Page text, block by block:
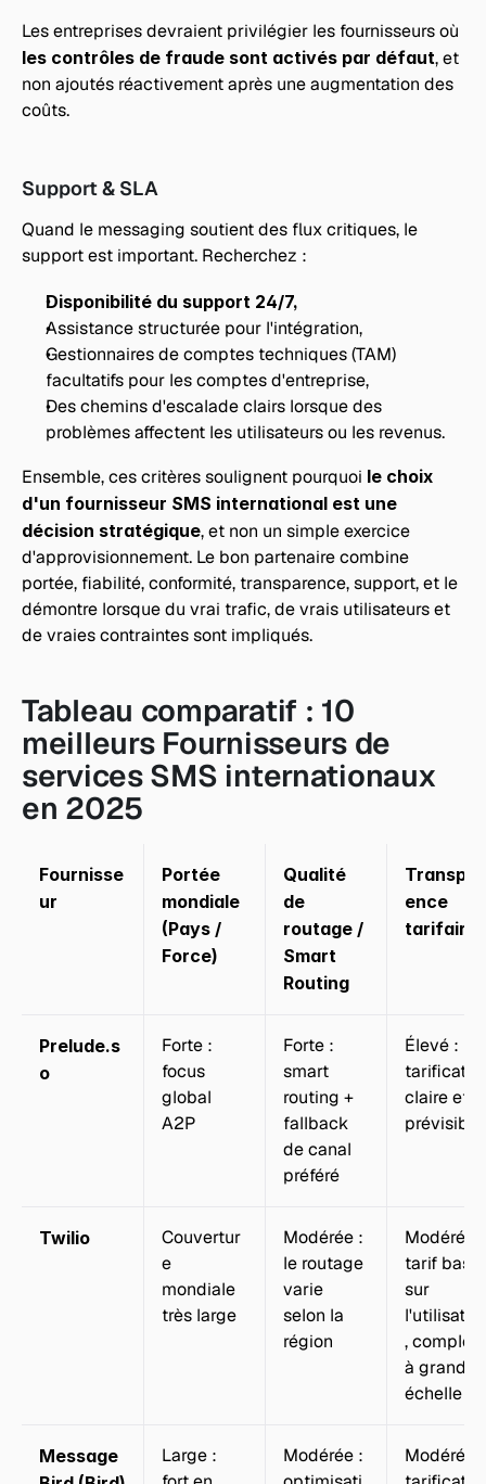
les contrôles de fraude sont activés par défaut, et
non ajoutés réactivement après une augmentation des
coûts.
Support & SLA
Quand le messaging soutient des flux critiques, le
support est important. Recherchez :
Disponibilité du support 24/7,
Assistance structurée pour l'intégration,
Gestionnaires de comptes techniques (TAM)
facultatifs pour les comptes d'entreprise,
Des chemins d'escalade clairs lorsque des
problèmes affectent les utilisateurs ou les revenus.
Ensemble, ces critères soulignent pourquoi le choix
d'un fournisseur SMS international est une
décision stratégique, et non un simple exercice
d'approvisionnement. Le bon partenaire combine
portée, fiabilité, conformité, transparence, support, et le
démontre lorsque du vrai trafic, de vrais utilisateurs et
de vraies contraintes sont impliqués.
Tableau comparatif : 10
meilleurs Fournisseurs de
services SMS internationaux
en 2025
Fournisse
ur
Portée
mondiale
(Pays /
Force)
Qualité
de
routage /
Smart
Routing
Transpar
ence
tarifaire
Prelude.s
o
Forte :
focus
global
A2P
Forte :
smart
routing +
fallback
de canal
préféré
Élevé :
claire et
prévisible
Twilio
Couvertur
e
mondiale
très large
Modérée :
le routage
varie
selon la
région
Modérée :
tarif basé
sur
,
à grande
échelle
Message
Large :
Modérée :
Modérée :